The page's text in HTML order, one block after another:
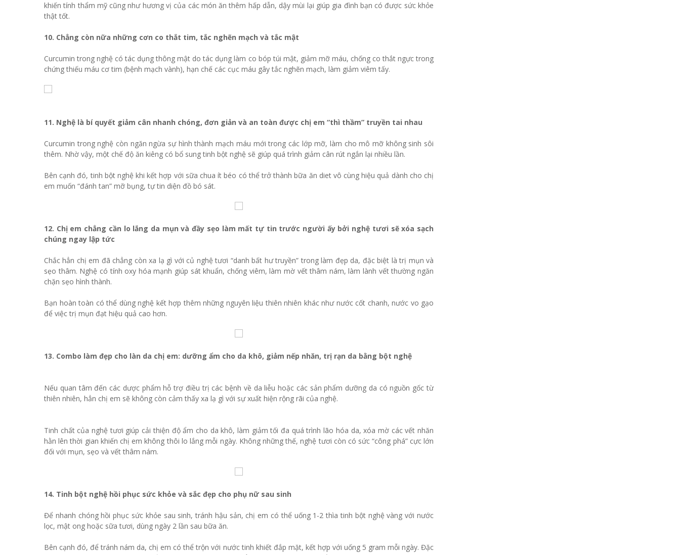
khiến tính thẩm mỹ cũng như hương vị của các món ăn thêm hấp dẫn, dậy mùi lại giúp gia đình bạn có được sức khỏe
thật tốt.
10. Chẳng còn nữa những cơn co thắt tim, tắc nghẽn mạch và tắc mật
Curcumin trong nghệ có tác dụng thông mật do tác dụng làm co bóp túi mật, giảm mỡ máu, chống co thắt ngực trong
chứng thiếu máu cơ tim (bệnh mạch vành), hạn chế các cục máu gây tắc nghẽn mạch, làm giảm viêm tấy.
11. Nghệ là bí quyết giảm cân nhanh chóng, đơn giản và an toàn được chị em “thì thầm” truyền tai nhau
Curcumin trong nghệ còn ngăn ngừa sự hình thành mạch máu mới trong các lớp mỡ, làm cho mô mỡ không sinh sôi
thêm. Nhờ vậy, một chế độ ăn kiêng có bổ sung tinh bột nghệ sẽ giúp quá trình giảm cân rút ngắn lại nhiều lần.
Bên cạnh đó, tinh bột nghệ khi kết hợp với sữa chua ít béo có thể trở thành bữa ăn diet vô cùng hiệu quả dành cho chị
em muốn “đánh tan” mỡ bụng, tự tin diện đồ bó sát.
12. Chị em chẳng cần lo lắng da mụn và đầy sẹo làm mất tự tin trước người ấy bởi nghệ tươi sẽ xóa sạch
chúng ngay lập tức
Chắc hẳn chị em đã chẳng còn xa lạ gì với củ nghệ tươi “danh bất hư truyền” trong làm đẹp da, đặc biệt là trị mụn và
sẹo thâm. Nghệ có tính oxy hóa mạnh giúp sát khuẩn, chống viêm, làm mờ vết thâm nám, làm lành vết thường ngăn
chặn sẹo hình thành.
Bạn hoàn toàn có thể dùng nghệ kết hợp thêm những nguyên liệu thiên nhiên khác như nước cốt chanh, nước vo gạo
để việc trị mụn đạt hiệu quả cao hơn.
13. Combo làm đẹp cho làn da chị em: dưỡng ẩm cho da khô, giảm nếp nhăn, trị rạn da bằng bột nghệ
Nếu quan tâm đến các dược phẩm hỗ trợ điều trị các bệnh về da liễu hoặc các sản phẩm dưỡng da có nguồn gốc từ
thiên nhiên, hẳn chị em sẽ không còn cảm thấy xa lạ gì với sự xuất hiện rộng rãi của nghệ.
Tinh chất của nghệ tươi giúp cải thiện độ ẩm cho da khô, làm giảm tối đa quá trình lão hóa da, xóa mờ các vết nhăn
hằn lên thời gian khiến chị em không thôi lo lắng mỗi ngày. Không những thế, nghệ tươi còn có sức “công phá” cực lớn
đối với mụn, sẹo và vết thâm nám.
14. Tinh bột nghệ hồi phục sức khỏe và sắc đẹp cho phụ nữ sau sinh
Để nhanh chóng hồi phục sức khỏe sau sinh, tránh hậu sản, chị em có thể uống 1-2 thìa tinh bột nghệ vàng với nước
lọc, mật ong hoặc sữa tươi, dùng ngày 2 lần sau bữa ăn.
Bên cạnh đó, để tránh nám da, chị em có thể trộn với nước tinh khiết đắp mặt, kết hợp với uống 5 gram mỗi ngày. Đặc